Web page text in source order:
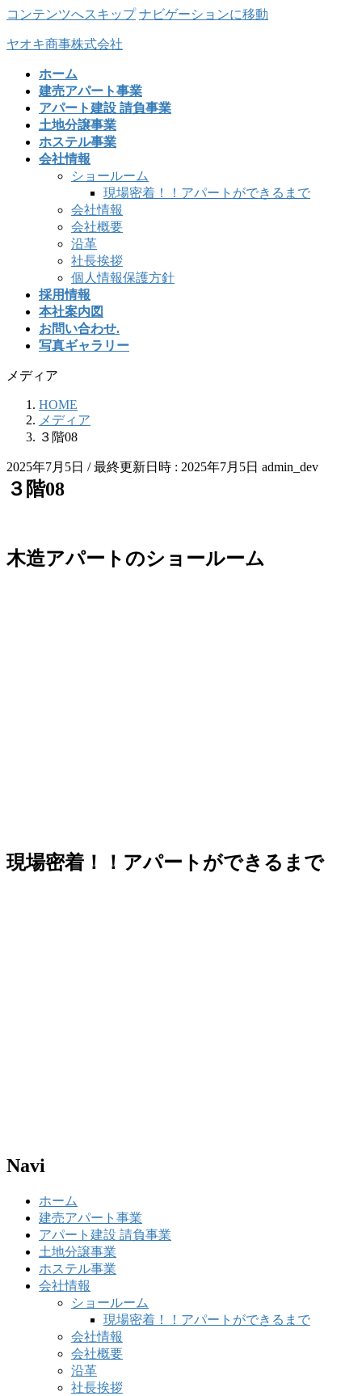
コンテンツへスキップ ナビゲーションに移動
ヤオキ商事株式会社
ホーム
建売アパート事業
アパート建設 請負事業
土地分譲事業
ホステル事業
会社情報
ショールーム
現場密着！！アパートができるまで
会社情報
会社概要
沿革
社長挨拶
個人情報保護方針
採用情報
本社案内図
お問い合わせ.
写真ギャラリー
メディア
HOME
メディア
３階08
2025年7月5日 / 最終更新日時 : 2025年7月5日 admin_dev
３階08
木造アパートのショールーム
現場密着！！アパートができるまで
Navi
ホーム
建売アパート事業
アパート建設 請負事業
土地分譲事業
ホステル事業
会社情報
ショールーム
現場密着！！アパートができるまで
会社情報
会社概要
沿革
社長挨拶